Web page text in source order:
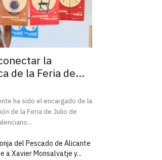
la
de la Feria de...
ha sido el encargado de la
de la Feria de Julio de
del Pescado de Alicante
a Xavier Monsalvatje y...